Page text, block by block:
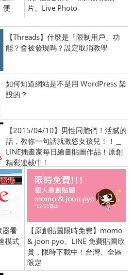
便
片、Live Photo
【Threads】什麼是「限制用戶」功
能？會被發現嗎？設定取消教學
如何知道網站是不是用 WordPress 架
設的？
【2015/04/10】男性同胞們！活膩的
話，教你一句話就激怒女孩兒！！＿
LINE插畫家每日繪畫貼圖作品！原創
精彩連載中！
器看
模式
【原創貼圖限時免費】momo
& joon pyo、LINE 免費貼圖欣
賞，限時下載中！台灣、全區
限定